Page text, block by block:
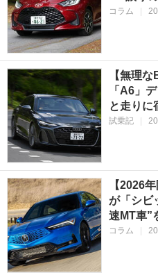
コラム
【無理
「A6」
と走りに
試乗記
【2026
が「シビ
速MT車”
コラム